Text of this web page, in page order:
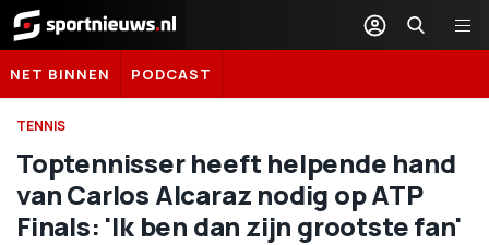
Sportnieuws.nl
NET BINNEN PODCAST
TENNIS
Toptennisser heeft helpende hand
van Carlos Alcaraz nodig op ATP
Finals: 'Ik ben dan zijn grootste fan'